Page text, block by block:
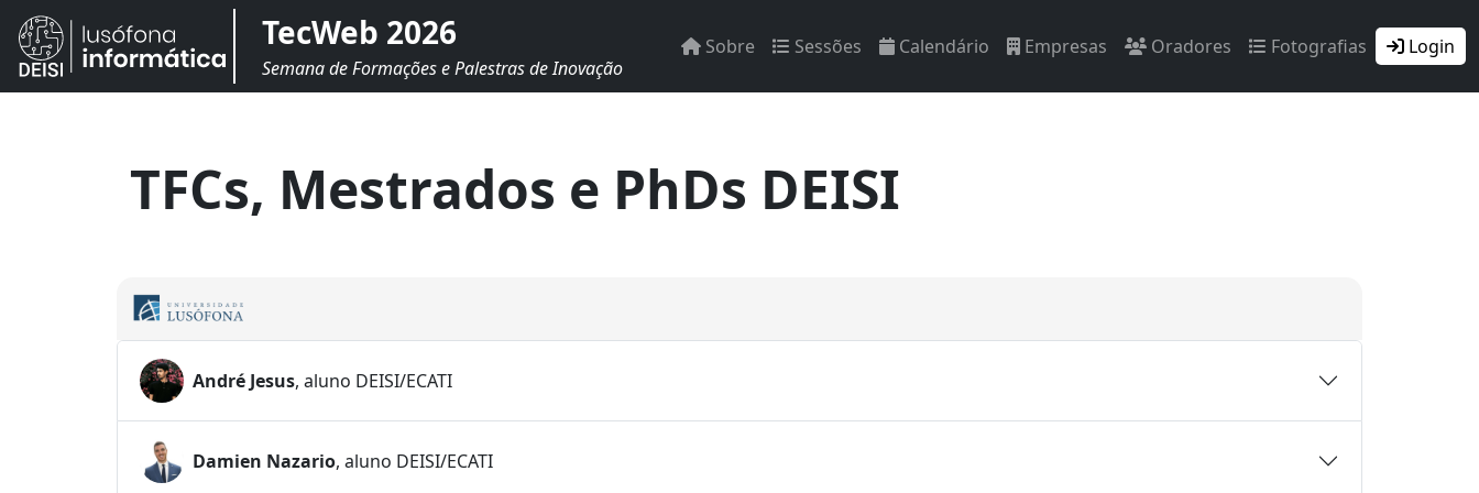
TecWeb 2026
Semana de Formações e Palestras de Inovação
Sobre Sessões Calendário Empresas Oradores Fotografias Login
TFCs, Mestrados e PhDs DEISI
André Jesus, aluno DEISI/ECATI
Damien Nazario, aluno DEISI/ECATI